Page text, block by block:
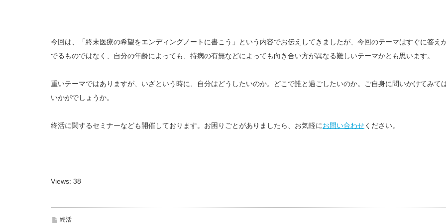
今回は、「終末医療の希望をエンディングノートに書こう」という内容でお伝えしてきましたが、今回のテーマはすぐに答え
でるものではなく、自分の年齢によっても、持病の有無などによっても向き合い方が異なる難しいテーマかとも思います。
重いテーマではありますが、いざという時に、自分はどうしたいのか。どこで誰と過ごしたいのか。ご自身に問いかけてみて
いかがでしょうか。
終活に関するセミナーなども開催しております。お困りごとがありましたら、お気軽にお問い合わせください。
Views: 38
終活